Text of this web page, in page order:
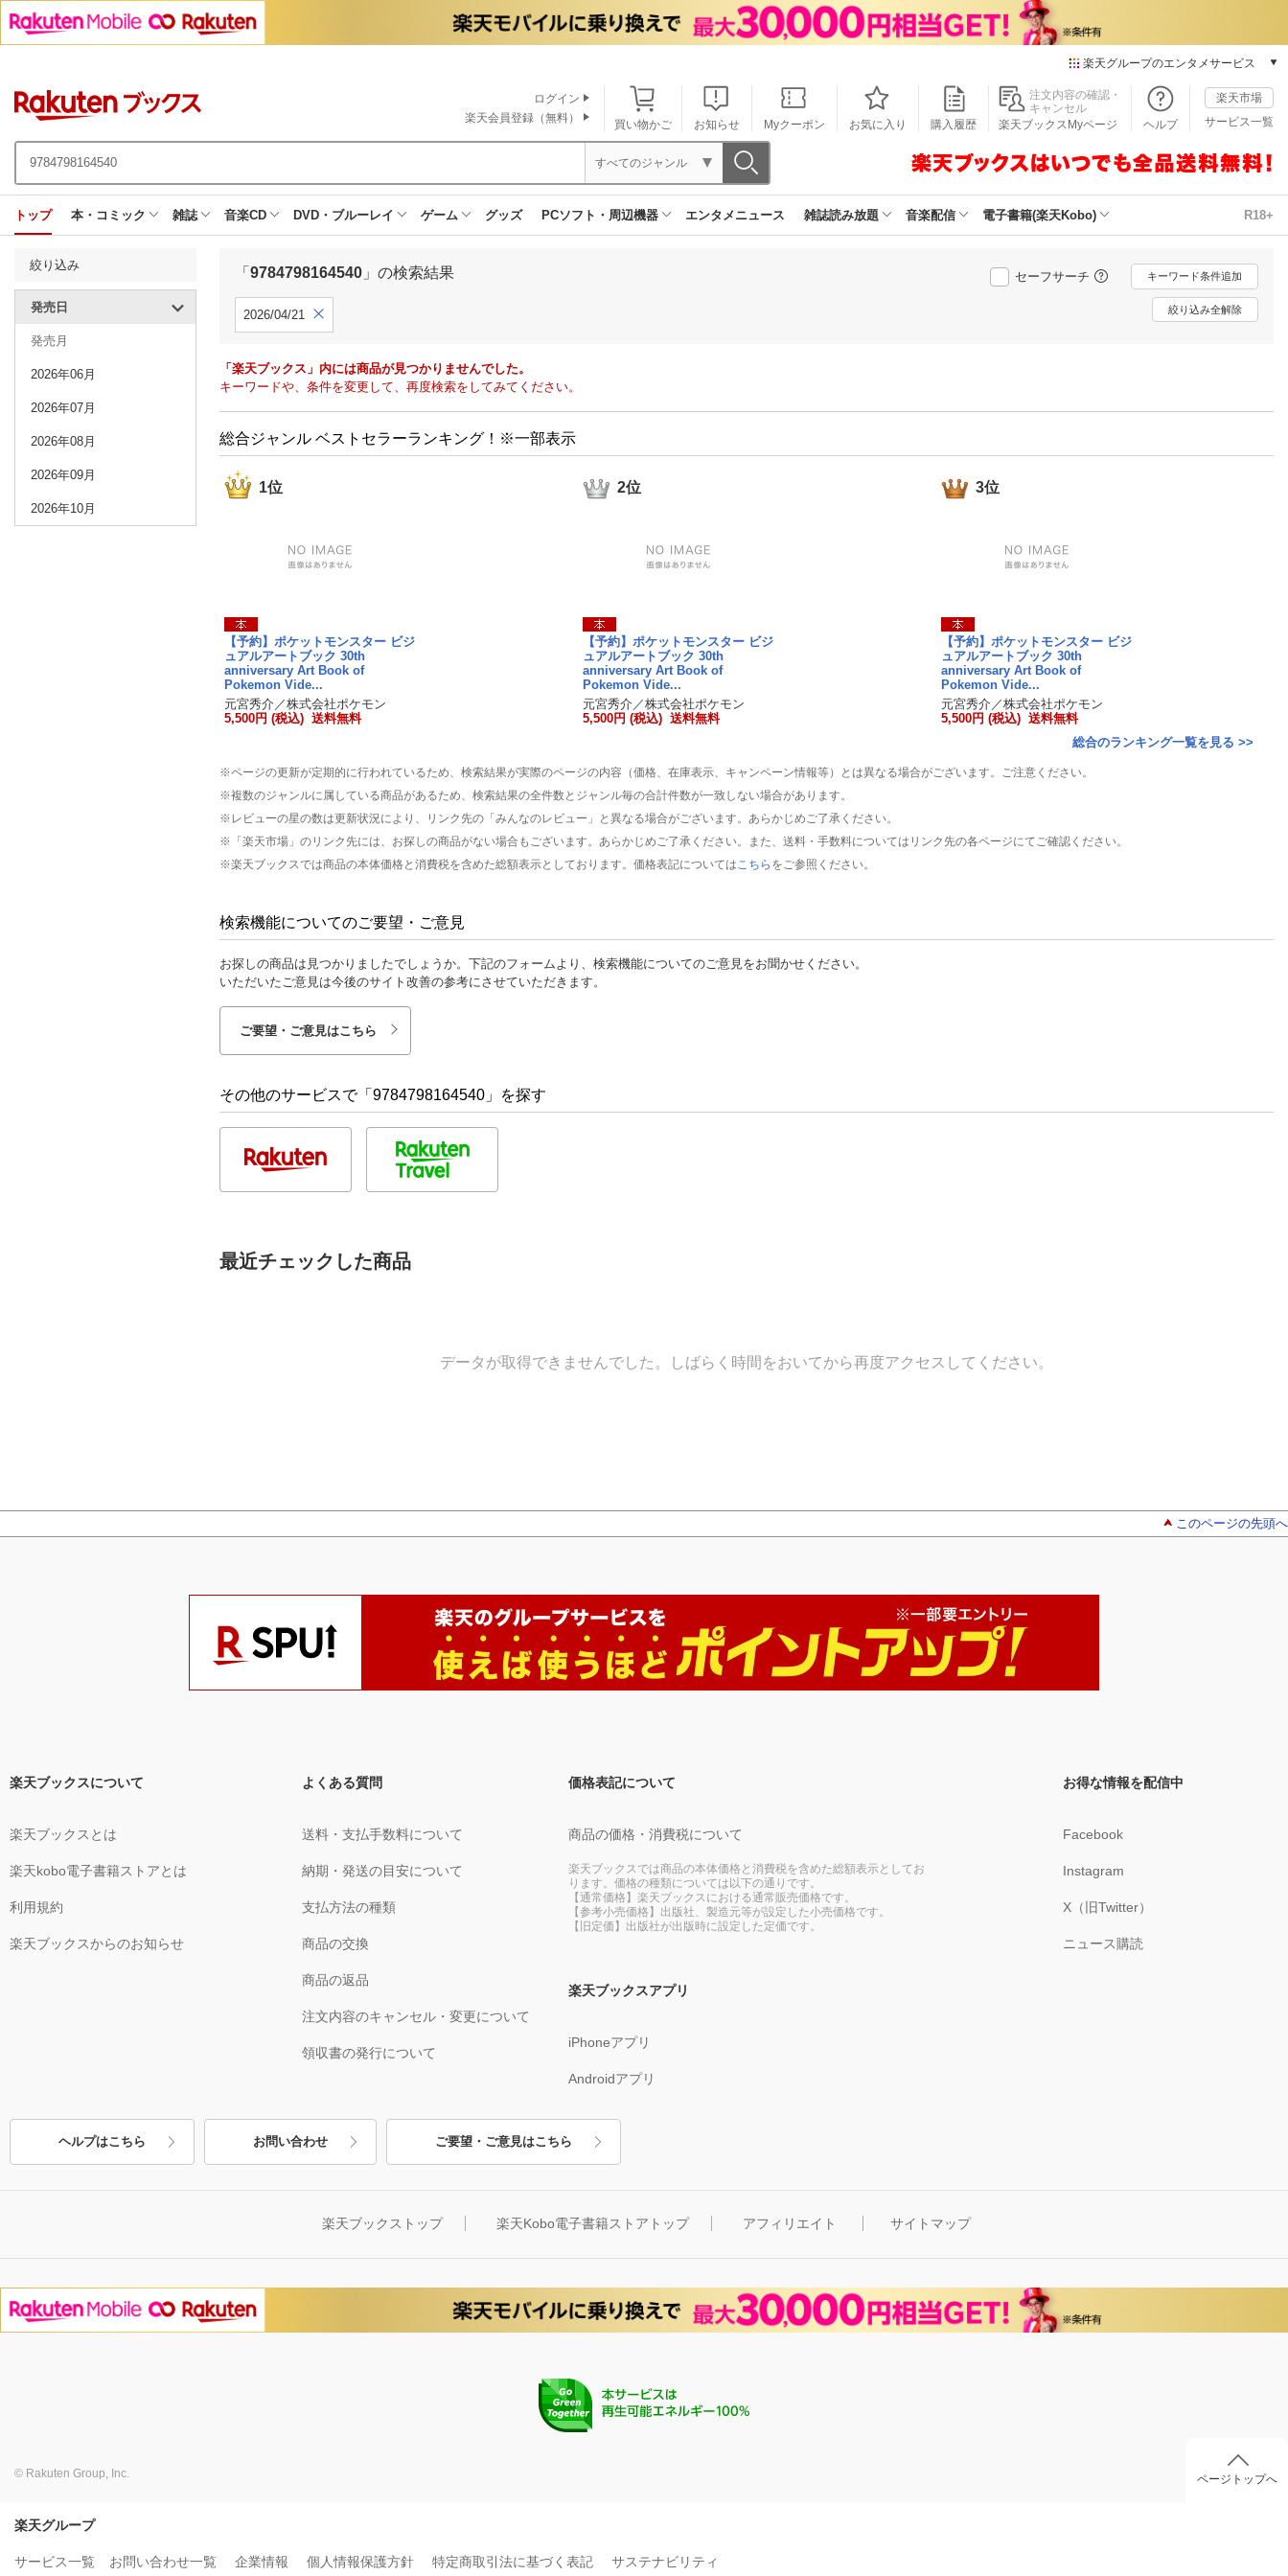
楽天グループのエンタメサービス
本/ゲーム/CD/DVD
楽天ブックス
楽天Kobo
動画配信
楽天TV
動画配信ガイド
チケット
エンタメニュース
買い物かご お知らせ Myクーポン お気に入り 購入履歴
注文内容の確認・
キャンセル
楽天ブックスMyページ
ヘルプ
楽天市場
サービス一覧
ログイン
楽天会員登録（無料）
すべてのジャンル
トップ 本・コミック 雑誌 音楽CD DVD・ブルーレイ ゲーム グッズ PCソフト・周辺機器 エンタメニュース 雑誌読み放題 音楽配信 電子書籍(楽天Kobo) R18+
絞り込み
発売日
発売月
2026年06月
2026年07月
2026年08月
2026年09月
2026年10月
「 9784798164540 」の検索結果 セーフサーチ キーワード条件追加
2026/04/21 絞り込み全解除
「楽天ブックス」内には商品が見つかりませんでした。
キーワードや、条件を変更して、再度検索をしてみてください。
総合ジャンル ベストセラーランキング！※一部表示
1位
【予約】ポケットモンスター ビジ
ュアルアートブック 30th
anniversary Art Book of
Pokemon Vide...
元宮秀介／株式会社ポケモン
5,500円 (税込) 送料無料
2位
【予約】ポケットモンスター ビジ
ュアルアートブック 30th
anniversary Art Book of
Pokemon Vide...
元宮秀介／株式会社ポケモン
5,500円 (税込) 送料無料
3位
【予約】ポケットモンスター ビジ
ュアルアートブック 30th
anniversary Art Book of
Pokemon Vide...
元宮秀介／株式会社ポケモン
5,500円 (税込) 送料無料
総合のランキング一覧を見る >>
※ページの更新が定期的に行われているため、検索結果が実際のページの内容（価格、在庫表示、キャンペーン情報等）とは異なる場合がございます。ご注意ください。
※複数のジャンルに属している商品があるため、検索結果の全件数とジャンル毎の合計件数が一致しない場合があります。
※レビューの星の数は更新状況により、リンク先の「みんなのレビュー」と異なる場合がございます。あらかじめご了承ください。
※「楽天市場」のリンク先には、お探しの商品がない場合もございます。あらかじめご了承ください。また、送料・手数料についてはリンク先の各ページにてご確認ください。
※楽天ブックスでは商品の本体価格と消費税を含めた総額表示としております。価格表記については こちら をご参照ください。
検索機能についてのご要望・ご意見
お探しの商品は見つかりましたでしょうか。下記のフォームより、検索機能についてのご意見をお聞かせください。
いただいたご意見は今後のサイト改善の参考にさせていただきます。
ご要望・ご意見はこちら
その他のサービスで「9784798164540」を探す
最近チェックした商品
データが取得できませんでした。しばらく時間をおいてから再度アクセスしてください。
このページの先頭へ
楽天ブックスについて
楽天ブックスとは
楽天kobo電子書籍ストアとは
利用規約
楽天ブックスからのお知らせ
よくある質問
送料・支払手数料について
納期・発送の目安について
支払方法の種類
商品の交換
商品の返品
注文内容のキャンセル・変更について
領収書の発行について
価格表記について
商品の価格・消費税について
楽天ブックスでは商品の本体価格と消費税を含めた総額表示としてお
ります。価格の種類については以下の通りです。
【通常価格】楽天ブックスにおける通常販売価格です。
【参考小売価格】出版社、製造元等が設定した小売価格です。
【旧定価】出版社が出版時に設定した定価です。
楽天ブックスアプリ
iPhoneアプリ
Androidアプリ
お得な情報を配信中
Facebook
Instagram
X（旧Twitter）
ニュース購読
ヘルプはこちら お問い合わせ ご要望・ご意見はこちら
楽天ブックストップ 楽天Kobo電子書籍ストアトップ アフィリエイト サイトマップ
© Rakuten Group, Inc. ページトップへ
楽天グループ
サービス一覧 お問い合わせ一覧 企業情報 個人情報保護方針 特定商取引法に基づく表記 サステナビリティ